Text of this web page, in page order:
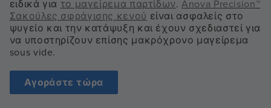
ειδικά για το μαγείρεμα παρτίδων.Anova Precision™
Σακούλες σφράγισης κενού είναι ασφαλείς στο
ψυγείο και την κατάψυξη και έχουν σχεδιαστεί για
να υποστηρίζουν επίσης μακρόχρονο μαγείρεμα
sous vide.
Αγοράστε τώρα